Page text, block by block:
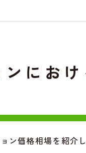
にお
ン価格相場を紹介し